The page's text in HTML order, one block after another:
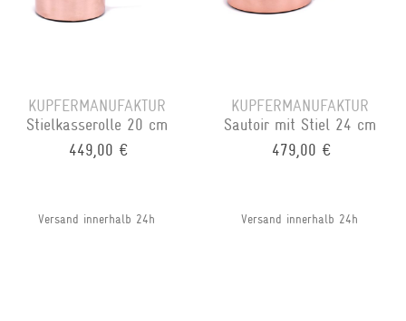
KUPFERMANUFAKTUR
Stielkasserolle 20 cm
449,00 €
Versand innerhalb 24h
KUPFERMANUFAKTUR
Sautoir mit Stiel 24 cm
479,00 €
Versand innerhalb 24h